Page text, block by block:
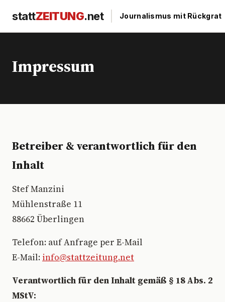
stattZEITUNG.net Journalismus mit Rückgrat
Impressum
Betreiber & verantwortlich für den
Inhalt
Stef Manzini
Mühlenstraße 11
88662 Überlingen
Telefon: auf Anfrage per E-Mail
E-Mail: info@stattzeitung.net
Verantwortlich für den Inhalt gemäß § 18 Abs. 2
MStV: